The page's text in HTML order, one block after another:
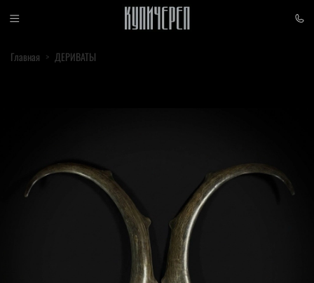
Главная ДЕРИВАТЫ